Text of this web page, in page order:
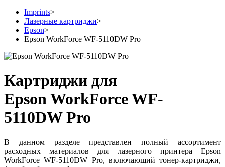
Imprints>
Лазерные картриджи>
Epson>
Epson WorkForce WF-5110DW Pro
Картриджи для
Epson WorkForce WF-
5110DW Pro
В данном разделе представлен полный ассортимент
расходных материалов для лазерного принтера Epson
WorkForce WF-5110DW Pro, включающий тонер-картриджи,